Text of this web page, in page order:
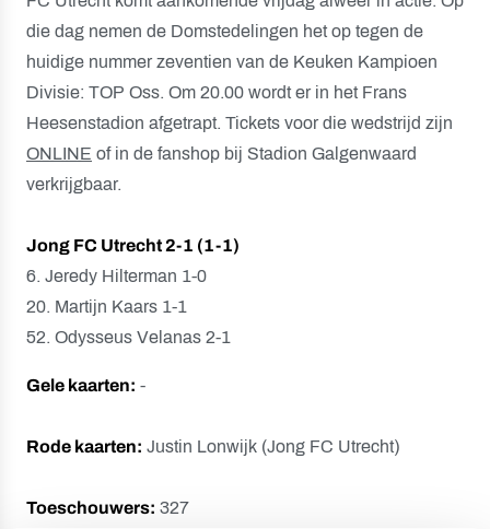
die dag nemen de Domstedelingen het op tegen de
huidige nummer zeventien van de Keuken Kampioen
Divisie: TOP Oss. Om 20.00 wordt er in het Frans
Heesenstadion afgetrapt. Tickets voor die wedstrijd zijn
ONLINE of in de fanshop bij Stadion Galgenwaard
verkrijgbaar.
Jong FC Utrecht 2-1 (1-1)
6. Jeredy Hilterman 1-0
20. Martijn Kaars 1-1
52. Odysseus Velanas 2-1
Gele kaarten: -
Rode kaarten: Justin Lonwijk (Jong FC Utrecht)
Toeschouwers: 327